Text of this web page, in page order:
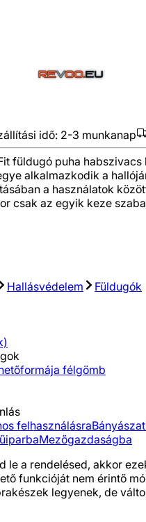
idő: 2-3 munkanap
füldugó puha
alkalmazkodik a
a használatok
csak az egyik keze
Hallásvédelem
Füldugók
formája félgömb
felhasználásra
Mezőgazdaságba
le a rendelésed, akkor
funkcióját nem érintő
legyenek, de